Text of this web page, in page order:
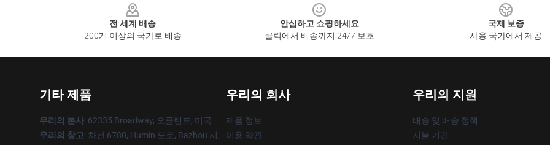
전 세계 배송
200개 이상의 국가로 배송
안심하고 쇼핑하세요
클릭에서 배송까지 24/7 보호
국제 보증
사용 국가에서 제공
기타 제품
우리의 본사: 62335 Broadway, 오클랜드, 미국
우리의 창고: 차선 6780, Humin 도로, Bazhou 시,
우리의 회사
제품 정보
이용 약관
우리의 지원
배송 및 배송 정책
지불 기간